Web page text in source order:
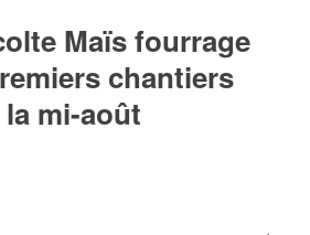
MAÏS DOUX
MAÏS SEMENCE
Maïs fourrage
chantiers
la mi-août